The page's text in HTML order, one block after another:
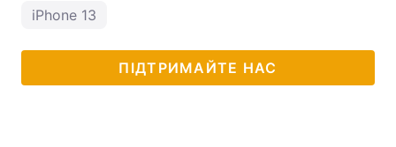
iPhone 13
ПІДТРИМАЙТЕ НАС